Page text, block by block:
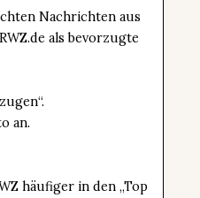
Nachrichten aus
als bevorzugte
an.
häufiger in den „Top